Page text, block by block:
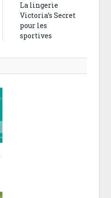
La lingerie
Victoria’s Secret
pour les
sportives